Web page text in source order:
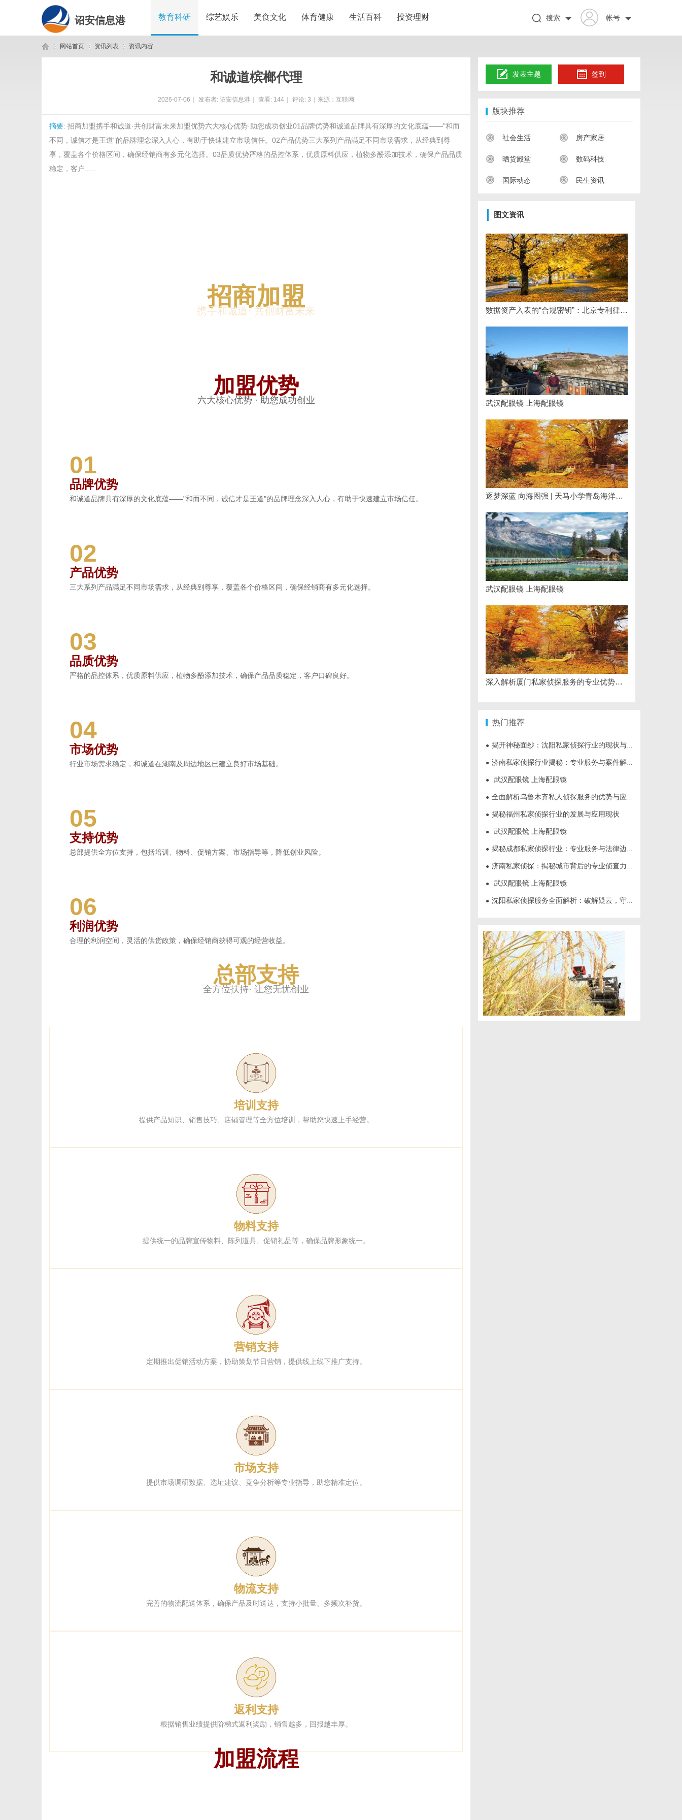
诏安信息港 教育科研 综艺娱乐 美食文化 体育健康 生活百科 投资理财 帐号
搜索
网站首页 资讯列表 资讯内容
和诚道槟榔代理
2026-07-06 发布者: 诏安信息港 查看: 144 评论: 3 来源：互联网
摘要: 招商加盟携手和诚道·共创财富未来加盟优势六大核心优势·助您成功创业01品牌优势和诚道品牌具有深厚的文化底蕴——"和而
不同，诚信才是王道"的品牌理念深入人心，有助于快速建立市场信任。02产品优势三大系列产品满足不同市场需求，从经典到尊
享，覆盖各个价格区间，确保经销商有多元化选择。03品质优势严格的品控体系，优质原料供应，植物多酚添加技术，确保产品品质
稳定，客户......
招商加盟
携手和诚道· 共创财富未来
加盟优势
六大核心优势 · 助您成功创业
01
品牌优势
和诚道品牌具有深厚的文化底蕴——"和而不同，诚信才是王道"的品牌理念深入人心，有助于快速建立市场信任。
02
产品优势
三大系列产品满足不同市场需求，从经典到尊享，覆盖各个价格区间，确保经销商有多元化选择。
03
品质优势
严格的品控体系，优质原料供应，植物多酚添加技术，确保产品品质稳定，客户口碑良好。
04
市场优势
行业市场需求稳定，和诚道在湖南及周边地区已建立良好市场基础。
05
支持优势
总部提供全方位支持，包括培训、物料、促销方案、市场指导等，降低创业风险。
06
利润优势
合理的利润空间，灵活的供货政策，确保经销商获得可观的经营收益。
总部支持
全方位扶持· 让您无忧创业
培训支持
提供产品知识、销售技巧、店铺管理等全方位培训，帮助您快速上手经营。
物料支持
提供统一的品牌宣传物料、陈列道具、促销礼品等，确保品牌形象统一。
营销支持
定期推出促销活动方案，协助策划节日营销，提供线上线下推广支持。
市场支持
提供市场调研数据、选址建议、竞争分析等专业指导，助您精准定位。
物流支持
完善的物流配送体系，确保产品及时送达，支持小批量、多频次补货。
返利支持
根据销售业绩提供阶梯式返利奖励，销售越多，回报越丰厚。
加盟流程
发表主题 签到
版块推荐
社会生活 房产家居
晒货殿堂 数码科技
国际动态 民生资讯
图文资讯
数据资产入表的“合规密钥”：北京专利律师如何为数据知识产权登记扫清障碍
武汉配眼镜 上海配眼镜
逐梦深蓝 向海图强 | 天马小学青岛海洋探索营圆满落幕
武汉配眼镜 上海配眼镜
深入解析厦门私家侦探服务的专业优势与实际应用
热门推荐
● 揭开神秘面纱：沈阳私家侦探行业的现状与发展
● 济南私家侦探行业揭秘：专业服务与案件解析全方位指南
● 武汉配眼镜 上海配眼镜
● 全面解析乌鲁木齐私人侦探服务的优势与应用
● 揭秘福州私家侦探行业的发展与应用现状
● 武汉配眼镜 上海配眼镜
● 揭秘成都私家侦探行业：专业服务与法律边界解析
● 济南私家侦探：揭秘城市背后的专业侦查力量
● 武汉配眼镜 上海配眼镜
● 沈阳私家侦探服务全面解析：破解疑云，守护真相的专家助力